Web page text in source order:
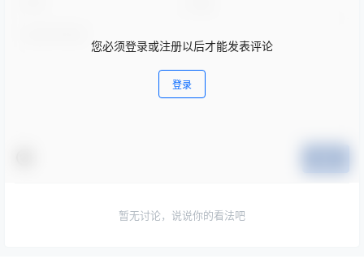
您必须登录或注册以后才能发表评论
登录
暂无讨论，说说你的看法吧